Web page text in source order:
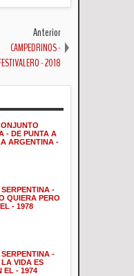
Anterior
CAMPEDRINOS -
- 2018
- DE PUNTA A
ARGENTINA -
-
QUIERA PERO
- 1978
-
VIDA ES
EL - 1974